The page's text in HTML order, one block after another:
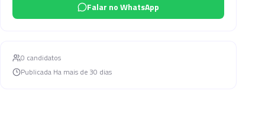
Falar no WhatsApp
0 candidatos
Publicada Ha mais de 30 dias